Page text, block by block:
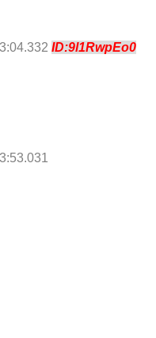
ID:9l1RwpEo0